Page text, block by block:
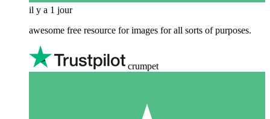
il y a 1 jour
awesome free resource for images for all sorts of purposes.
crumpet